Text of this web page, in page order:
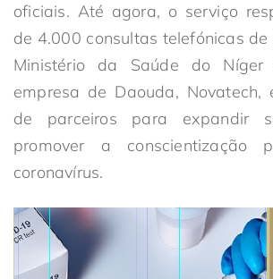
oficiais. Até agora, o serviço
de 4.000 consultas telefónicas de
Ministério da Saúde do
empresa de Daouda, Novatech,
de parceiros para expandir
promover a conscientização
coronavírus.